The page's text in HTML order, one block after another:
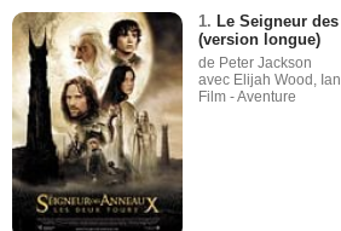
1. Le Seigneur
(version longue)
de Peter Jackson
avec Elijah Wood,
Film - Aventure